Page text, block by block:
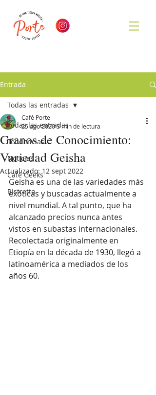
Entrada
Todas las entradas
Tendencias
Noticias
Café Geeks
Ristretto
Todas las entradas
Granos de Conocimiento:
Variedad Geisha
Café Porte
25 ago 20203 min de lectura
Actualizado: 12 sept 2022
Geisha es una de las variedades más
exóticas y buscadas actualmente a
nivel mundial. A tal punto, que ha
alcanzado precios nunca antes
vistos en subastas internacionales.
Recolectada originalmente en
Etiopía en la década de 1930, llegó a
latinoamérica a mediados de los
años 60.